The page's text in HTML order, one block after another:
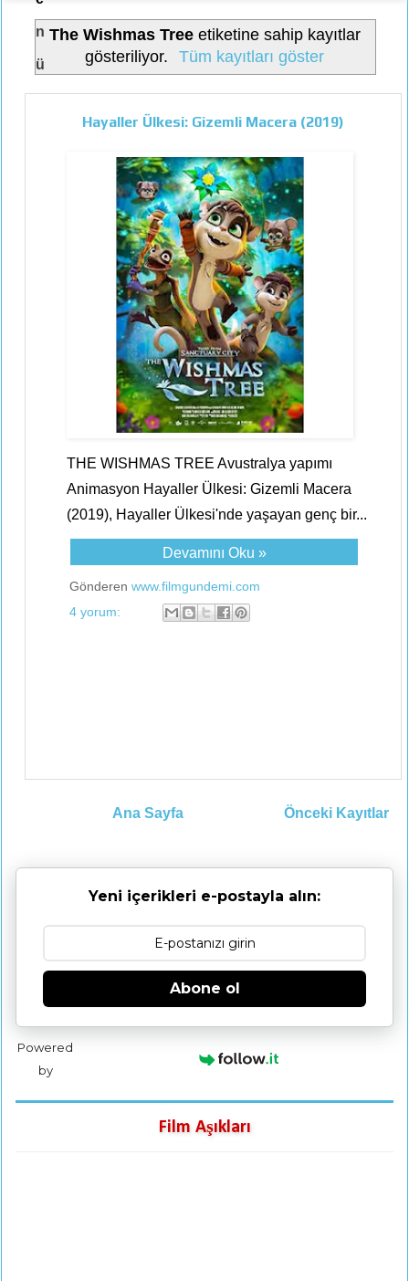
n
ü
The Wishmas Treeetiketine sahip kayıtlar
gösteriliyor.
Tüm kayıtları göster
Hayaller Ülkesi: Gizemli Macera (2019)
THE WISHMAS TREE Avustralya yapımı
Animasyon Hayaller Ülkesi: Gizemli Macera
(2019), Hayaller Ülkesi'nde yaşayan genç bir...
Devamını Oku »
Gönderen www.filmgundemi.com
4 yorum:
Önceki Kayıtlar
Ana Sayfa
Yeni içerikleri e-postayla alın:
Abone ol
Powered
by
Film Aşıkları